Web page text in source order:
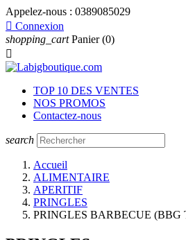
Appelez-nous : 0389085029
 Connexion
shopping_cart Panier (0)

TOP 10 DES VENTES
NOS PROMOS
Contactez-nous
search
Accueil
ALIMENTAIRE
APERITIF
PRINGLES
PRINGLES BARBECUE (BBG